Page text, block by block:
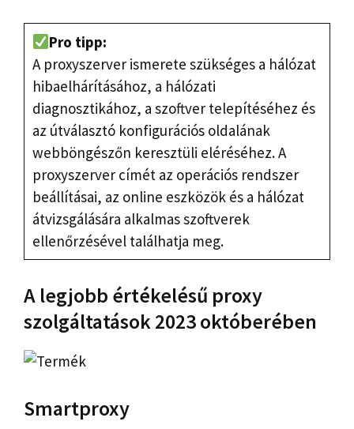
Pro tipp:
A proxyszerver ismerete szükséges a hálózat
hibaelhárításához, a hálózati
diagnosztikához, a szoftver telepítéséhez és
az útválasztó konfigurációs oldalának
webböngészőn keresztüli eléréséhez. A
proxyszerver címét az operációs rendszer
beállításai, az online eszközök és a hálózat
átvizsgálására alkalmas szoftverek
ellenőrzésével találhatja meg.
A legjobb értékelésű proxy
szolgáltatások 2023 októberében
Smartproxy